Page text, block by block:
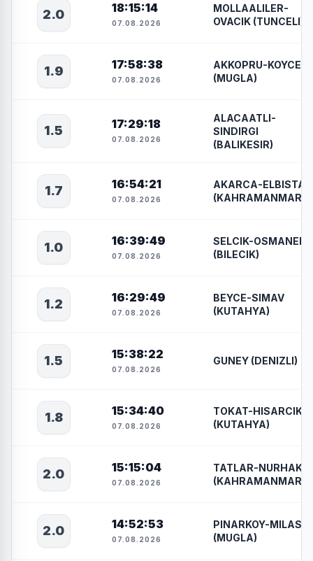
2.0 18:15:14
07.08.2026
MOLLAALILER-
OVACIK (TUNCELI)
1.9 17:58:38
07.08.2026
AKKOPRU-
(MUGLA)
1.5 17:29:18
07.08.2026
ALACAATLI-
SINDIRGI
(BALIKESIR)
1.7 16:54:21
07.08.2026
AKARCA-ELBISTAN
1.0 16:39:49
07.08.2026
SELCIK-OSMANELI
(BILECIK)
1.2 16:29:49
07.08.2026
BEYCE-SIMAV
(KUTAHYA)
1.5 15:38:22
07.08.2026
GUNEY (DENIZLI)
1.8 15:34:40
07.08.2026
TOKAT-HISARCIK
(KUTAHYA)
2.0 15:15:04
07.08.2026
TATLAR-NURHAK
2.0 14:52:53
07.08.2026
PINARKOY-MILAS
(MUGLA)